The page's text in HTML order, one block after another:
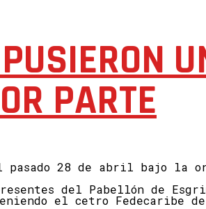
PARTE
pasado 28 de abril bajo la
del Pabellón de
el cetro Fedecaribe